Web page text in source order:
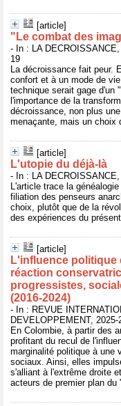
[article]
"Le combat des
- In : LA
19
La décroissance fait peur.
confort et à un mode de
technique serait gage d'un
l'importance de la
décroissance, non plus
menaçante, mais un choix
[article]
L'utopie du déjà-là
- In : LA
L'article trace la
filiation des penseurs
choix, plutôt que de la
des expériences du
[article]
L'influence politique
réaction
progressistes,
(2016-2024)
- In : REVUE
DEVELOPPEMENT,
En Colombie, à partir des
profitant du recul de
marginalité politique à une
sociaux. Ainsi, elles
s'alliant à l'extrême droite
acteurs de premier plan